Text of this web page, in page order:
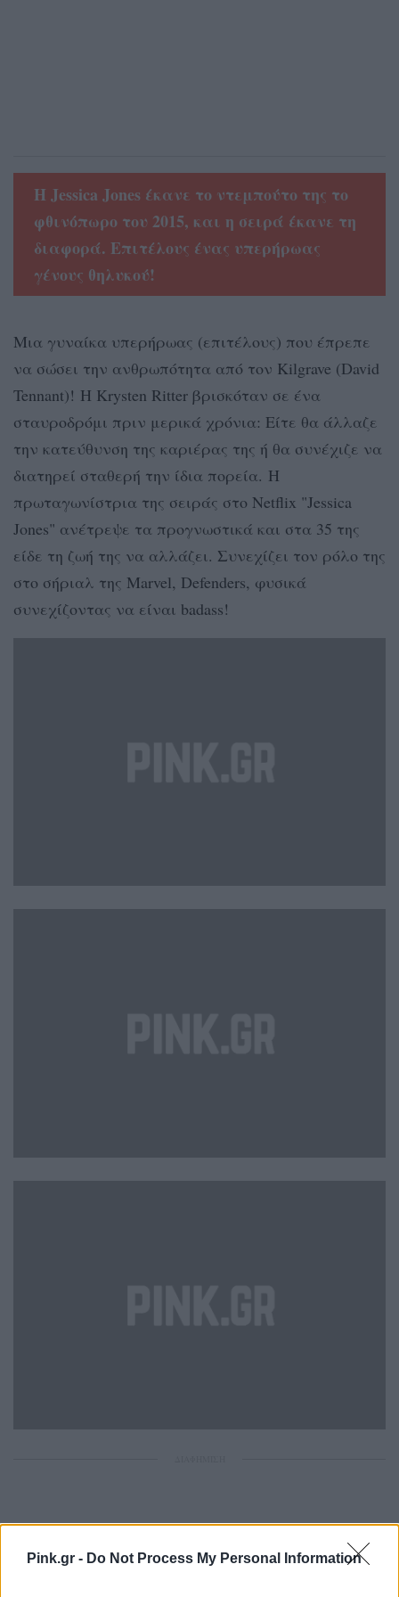
Pink.gr - Do Not Process My Personal Information
H Jessica Jones έκανε το ντεμπούτο της το
φθινόπωρο του 2015, και η σειρά έκανε τη
διαφορά. Επιτέλους ένας υπερήρωας
γένους θηλυκού!
Μια γυναίκα υπερήρωας (επιτέλους) που έπρεπε
να σώσει την ανθρωπότητα από τον Kilgrave (David
Tennant)! Η Krysten Ritter βρισκόταν σε ένα
σταυροδρόμι πριν μερικά χρόνια: Είτε θα άλλαζε
την κατεύθυνση της καριέρας της ή θα συνέχιζε να
διατηρεί σταθερή την ίδια πορεία. Η
πρωταγωνίστρια της σειράς στο Netflix "Jessica
Jones" ανέτρεψε τα προγνωστικά και στα 35 της
είδε τη ζωή της να αλλάζει. Συνεχίζει τον ρόλο της
στο σήριαλ της Marvel, Defenders, φυσικά
συνεχίζοντας να είναι badass!